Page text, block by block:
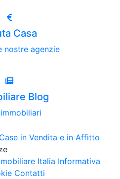
Casa
nostre agenzie
Blog
Italia Informativa
Contatti